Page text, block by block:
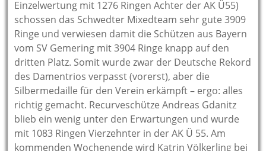
Einzelwertung mit 1276 Ringen Achter der AK Ü55)
schossen das Schwedter Mixedteam sehr gute 3909
Ringe und verwiesen damit die Schützen aus Bayern
vom SV Gemering mit 3904 Ringe knapp auf den
dritten Platz. Somit wurde zwar der Deutsche Rekord
des Damentrios verpasst (vorerst), aber die
Silbermedaille für den Verein erkämpft – ergo: alles
richtig gemacht. Recurveschütze Andreas Gdanitz
blieb ein wenig unter den Erwartungen und wurde
mit 1083 Ringen Vierzehnter in der AK Ü 55. Am
kommenden Wochenende wird Katrin Völkerling bei